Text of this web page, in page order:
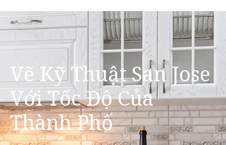
Vẽ Kỹ Thuật San Jose
Với Tốc Độ Của
Thành Phố